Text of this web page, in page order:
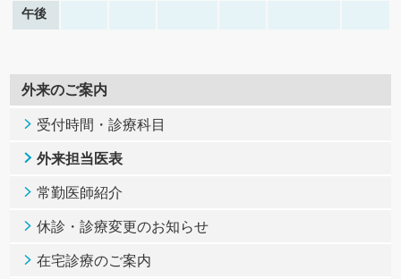
午後
外来のご案内
受付時間・診療科目
外来担当医表
常勤医師紹介
休診・診療変更のお知らせ
在宅診療のご案内